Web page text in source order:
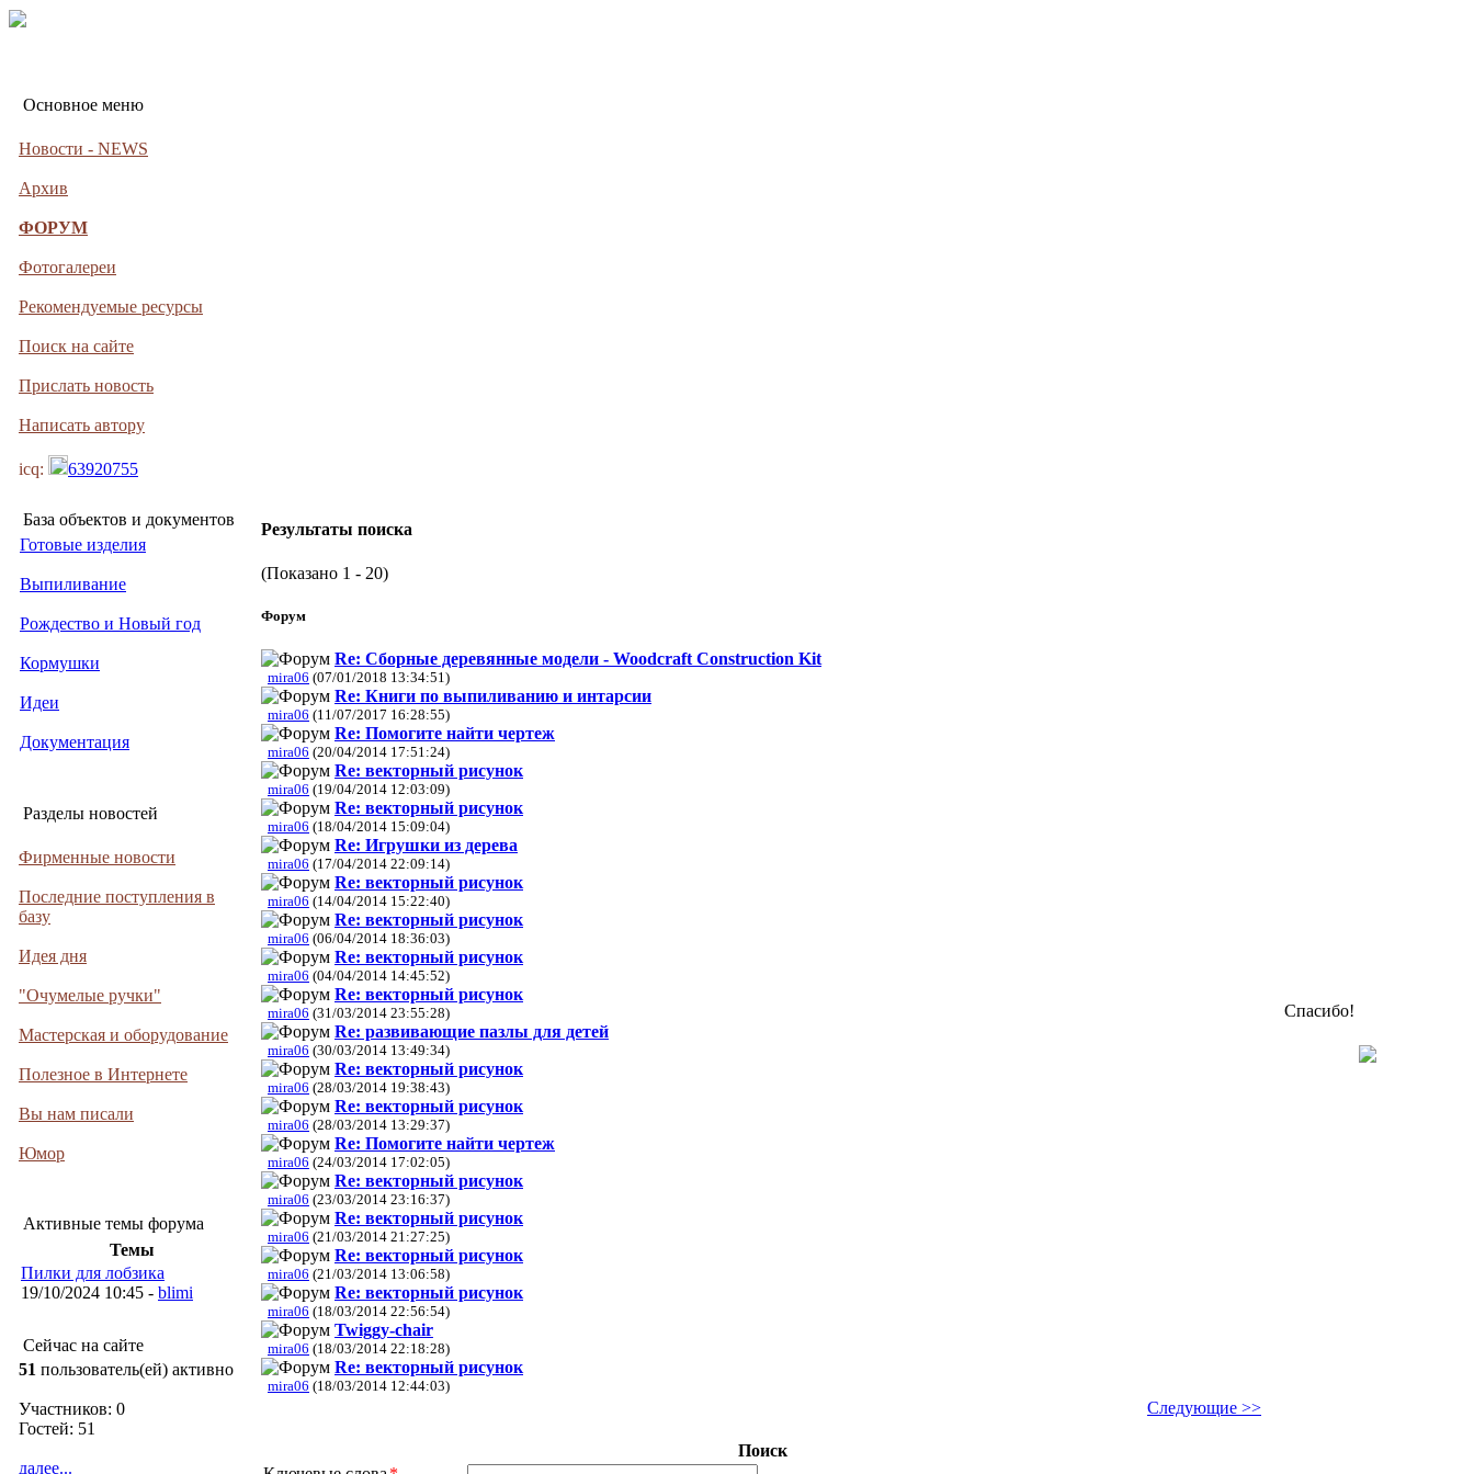
Основное меню
Новости - NEWS
Архив
ФОРУМ
Фотогалереи
Рекомендуемые ресурсы
Поиск на сайте
Прислать новость
Написать автору
icq: 63920755
База объектов и документов
Готовые изделия
Выпиливание
Рождество и Новый год
Кормушки
Идеи
Документация
Разделы новостей
Фирменные новости
Последние поступления в
базу
Идея дня
"Очумелые ручки"
Мастерская и оборудование
Полезное в Интернете
Вы нам писали
Юмор
Активные темы форума
Темы
Пилки для лобзика
19/10/2024 10:45 - blimi
Сейчас на сайте
51 пользователь(ей) активно
Участников: 0
Гостей: 51
далее...
Результаты поиска
(Показано 1 - 20)
Форум
Re: Сборные деревянные модели - Woodcraft Construction Kit
mira06 (07/01/2018 13:34:51)
Re: Книги по выпиливанию и интарсии
mira06 (11/07/2017 16:28:55)
Re: Помогите найти чертеж
mira06 (20/04/2014 17:51:24)
Re: векторный рисунок
mira06 (19/04/2014 12:03:09)
Re: векторный рисунок
mira06 (18/04/2014 15:09:04)
Re: Игрушки из дерева
mira06 (17/04/2014 22:09:14)
Re: векторный рисунок
mira06 (14/04/2014 15:22:40)
Re: векторный рисунок
mira06 (06/04/2014 18:36:03)
Re: векторный рисунок
mira06 (04/04/2014 14:45:52)
Re: векторный рисунок
mira06 (31/03/2014 23:55:28)
Re: развивающие пазлы для детей
mira06 (30/03/2014 13:49:34)
Re: векторный рисунок
mira06 (28/03/2014 19:38:43)
Re: векторный рисунок
mira06 (28/03/2014 13:29:37)
Re: Помогите найти чертеж
mira06 (24/03/2014 17:02:05)
Re: векторный рисунок
mira06 (23/03/2014 23:16:37)
Re: векторный рисунок
mira06 (21/03/2014 21:27:25)
Re: векторный рисунок
mira06 (21/03/2014 13:06:58)
Re: векторный рисунок
mira06 (18/03/2014 22:56:54)
Twiggy-chair
mira06 (18/03/2014 22:18:28)
Re: векторный рисунок
mira06 (18/03/2014 12:44:03)
Следующие >>
Поиск
Спасибо!